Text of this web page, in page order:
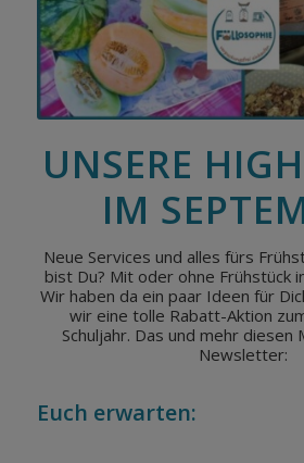
UNSERE
IM
Neue Services und alles fürs
bist Du? Mit oder ohne Frühstück
Wir haben da ein paar Ideen für
wir eine tolle Rabatt-Aktion
Schuljahr. Das und mehr diesen
Newsletter:
Euch erwarten: